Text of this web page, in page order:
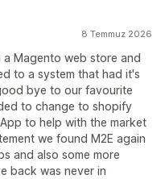
8 Temmuz 2026
a Magento web store and
to a system that had it's
bye to our favourite
to change to shopify
to help with the market
we found M2E again
and also some more
back was never in